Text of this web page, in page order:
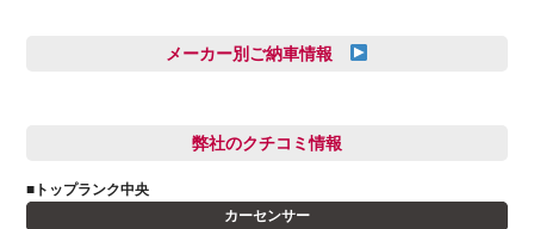
多田 健人
メーカー別ご納車情報
FIAT
弊社のクチコミ情報
■トップランク中央
カーセンサー